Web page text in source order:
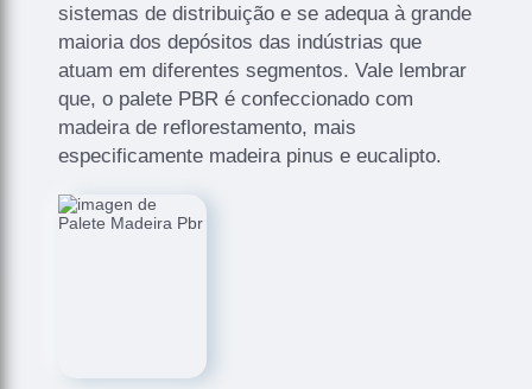
sistemas de distribuição e se adequa à grande
maioria dos depósitos das indústrias que
atuam em diferentes segmentos. Vale lembrar
que, o palete PBR é confeccionado com
madeira de reflorestamento, mais
especificamente madeira pinus e eucalipto.